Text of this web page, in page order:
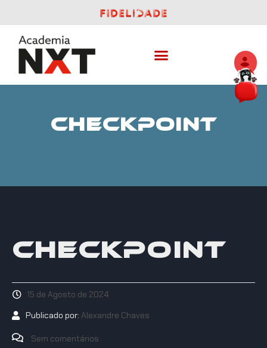
CHECKPOINT
CHECKPOINT
15 de Agosto de 2024
Publicado por: Alexandre Chaves
Sem comentários